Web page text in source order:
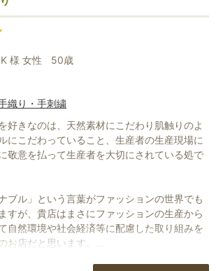
様 女性 50歳
織り・手刺繍
好きなのは、天然素材にこだわり肌触りのよ
にこだわっていること、生産者の生産現場に
敬意を払って生産者を大切にされている処で
ブル」という言葉がファッションの世界でも
すが、貴店はまさにファッションの生産から
自然環境や社会経済等に配慮した取り組みを
お店だと思います。